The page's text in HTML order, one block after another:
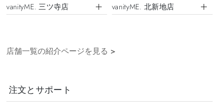
vanityME. 三ツ寺店 vanityME. 北新地店
店舗一覧の紹介ページを見る >
注文とサポート